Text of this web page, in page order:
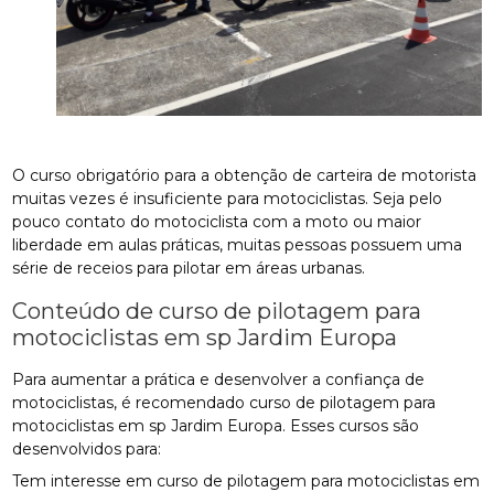
O curso obrigatório para a obtenção de carteira de motorista
muitas vezes é insuficiente para motociclistas. Seja pelo
pouco contato do motociclista com a moto ou maior
liberdade em aulas práticas, muitas pessoas possuem uma
série de receios para pilotar em áreas urbanas.
Conteúdo de curso de pilotagem para
motociclistas em sp Jardim Europa
Para aumentar a prática e desenvolver a confiança de
motociclistas, é recomendado curso de pilotagem para
motociclistas em sp Jardim Europa. Esses cursos são
desenvolvidos para:
Tem interesse em curso de pilotagem para motociclistas em